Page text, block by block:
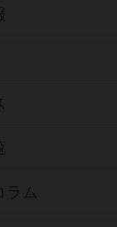
ラム